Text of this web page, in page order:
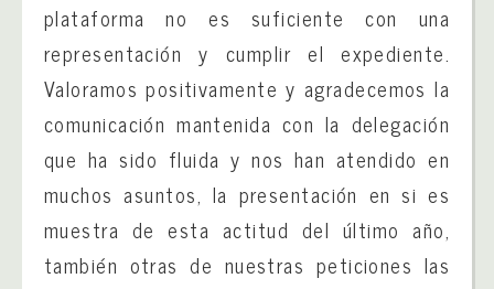
plataforma no es suficiente con una
representación y cumplir el expediente.
Valoramos positivamente y agradecemos la
comunicación mantenida con la delegación
que ha sido fluida y nos han atendido en
muchos asuntos, la presentación en si es
muestra de esta actitud del último año,
también otras de nuestras peticiones las